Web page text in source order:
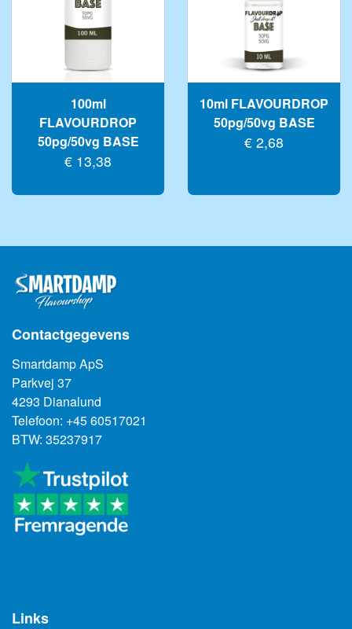
AROMA DRUPPELS
FLAVOURBALL ACCESSOIRES
MENGFLESSEN
MERCHANDISE
100ml
FLAVOURDROP
50pg/50vg BASE
€ 13,38
10ml FLAVOURDROP
50pg/50vg BASE
€ 2,68
Contactgegevens
Smartdamp ApS
Parkvej 37
4293 Dianalund
Telefoon: +45 60517021
BTW: 35237917
Links